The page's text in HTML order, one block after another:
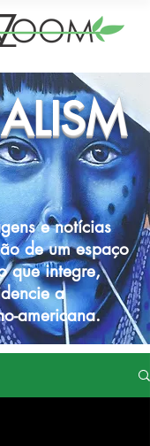
e notícias
de um espaço
que integre,
a
americana.